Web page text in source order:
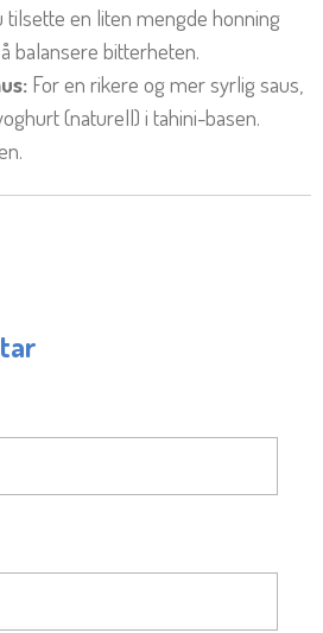
en liten mengde honning
balansere bitterheten.
For en rikere og mer syrlig saus,
(naturell) i tahini-basen.